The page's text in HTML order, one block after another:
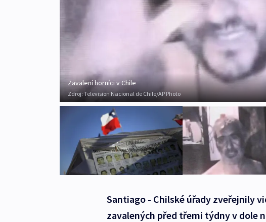
Zavalení horníci v Chile
Zdroj:Television Nacional de Chile/AP Photo
Santiago - Chilské úřady zveřejnily
zavalených před třemi týdny v dole